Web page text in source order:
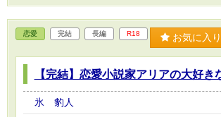
恋愛 完結 長編 R18 お気に入
【完結】恋愛小説家アリアの大好き
氷 豹人